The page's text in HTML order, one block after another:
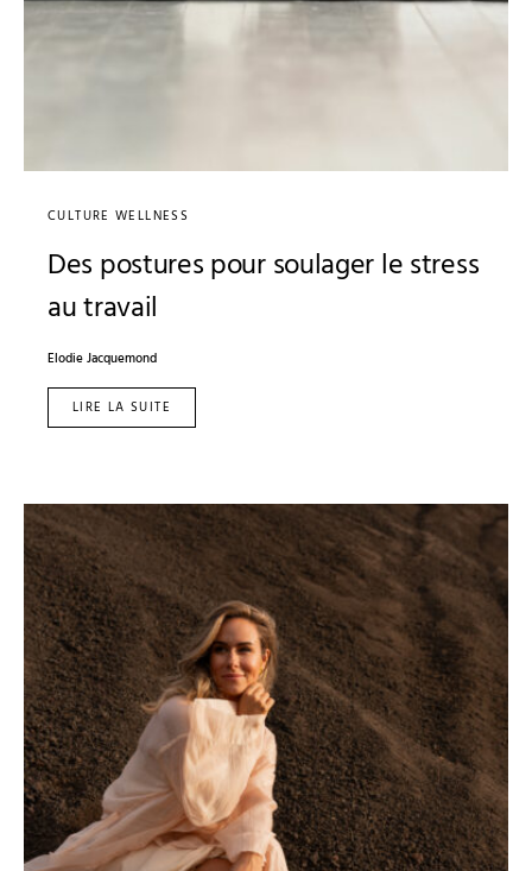
CULTURE WELLNESS
Des postures pour soulager le stress
au travail
Elodie Jacquemond
LIRE LA SUITE